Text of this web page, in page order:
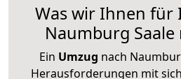
Was wir Ihnen für
Naumburg Saale
Ein Umzug nach
Herausforderungen mit